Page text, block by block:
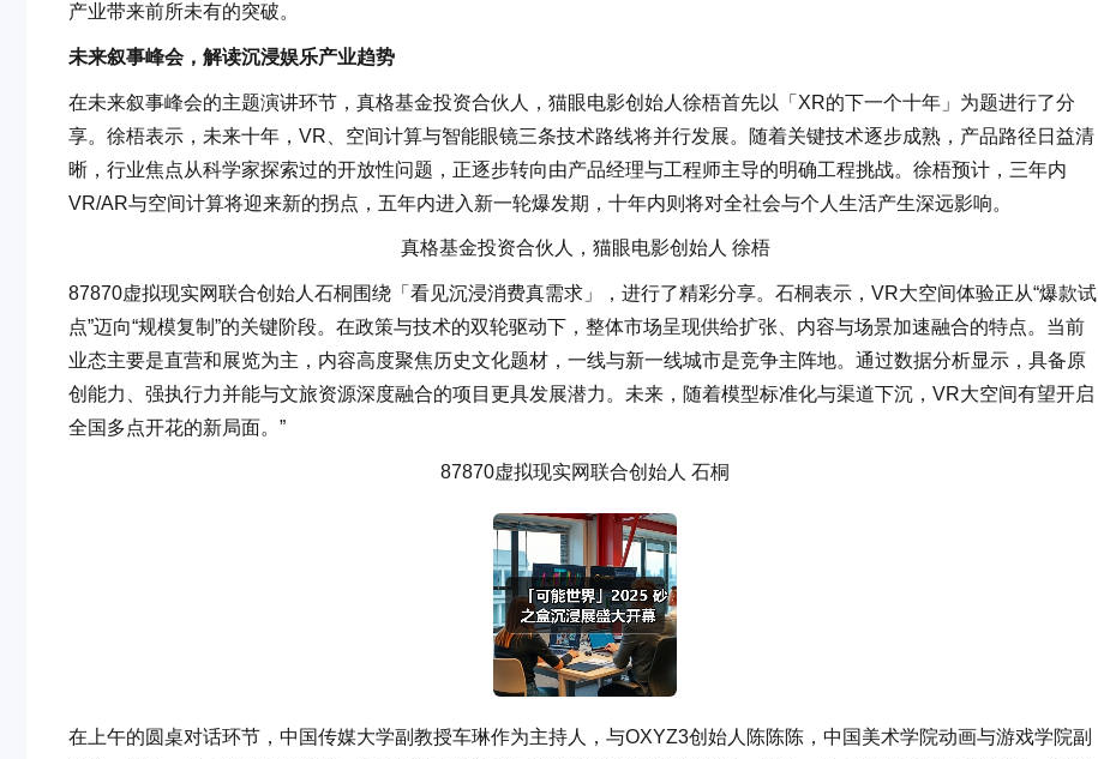
产业带来前所未有的突破。
未来叙事峰会，解读沉浸娱乐产业趋势
在未来叙事峰会的主题演讲环节，真格基金投资合伙人，猫眼电影创始人徐梧首先以「XR的下一个十年」为题进行了分
享。徐梧表示，未来十年，VR、空间计算与智能眼镜三条技术路线将并行发展。随着关键技术逐步成熟，产品路径日益清
晰，行业焦点从科学家探索过的开放性问题，正逐步转向由产品经理与工程师主导的明确工程挑战。徐梧预计，三年内
VR/AR与空间计算将迎来新的拐点，五年内进入新一轮爆发期，十年内则将对全社会与个人生活产生深远影响。
真格基金投资合伙人，猫眼电影创始人 徐梧
87870虚拟现实网联合创始人石桐围绕「看见沉浸消费真需求」，进行了精彩分享。石桐表示，VR大空间体验正从“爆款试
点”迈向“规模复制”的关键阶段。在政策与技术的双轮驱动下，整体市场呈现供给扩张、内容与场景加速融合的特点。当前
业态主要是直营和展览为主，内容高度聚焦历史文化题材，一线与新一线城市是竞争主阵地。通过数据分析显示，具备原
创能力、强执行力并能与文旅资源深度融合的项目更具发展潜力。未来，随着模型标准化与渠道下沉，VR大空间有望开启
全国多点开花的新局面。”
87870虚拟现实网联合创始人 石桐
在上午的圆桌对话环节，中国传媒大学副教授车琳作为主持人，与OXYZ3创始人陈陈陈，中国美术学院动画与游戏学院副